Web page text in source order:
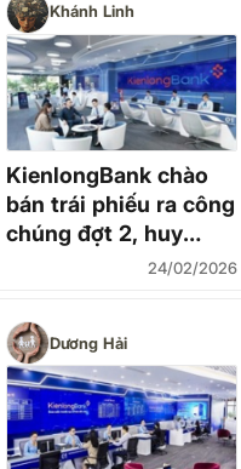
Khánh Linh
KienlongBank chào
bán trái phiếu ra công
chúng đợt 2, huy
24/02/2026
Dương Hải